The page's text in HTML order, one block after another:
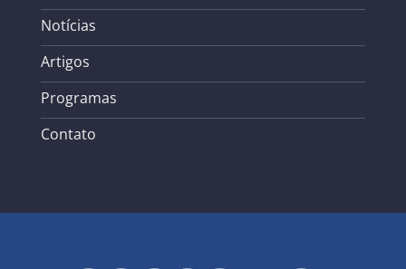
Notícias
Artigos
Programas
Contato